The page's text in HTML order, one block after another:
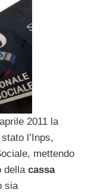
2011 la
l’Inps,
mettendo
della cassa
sia